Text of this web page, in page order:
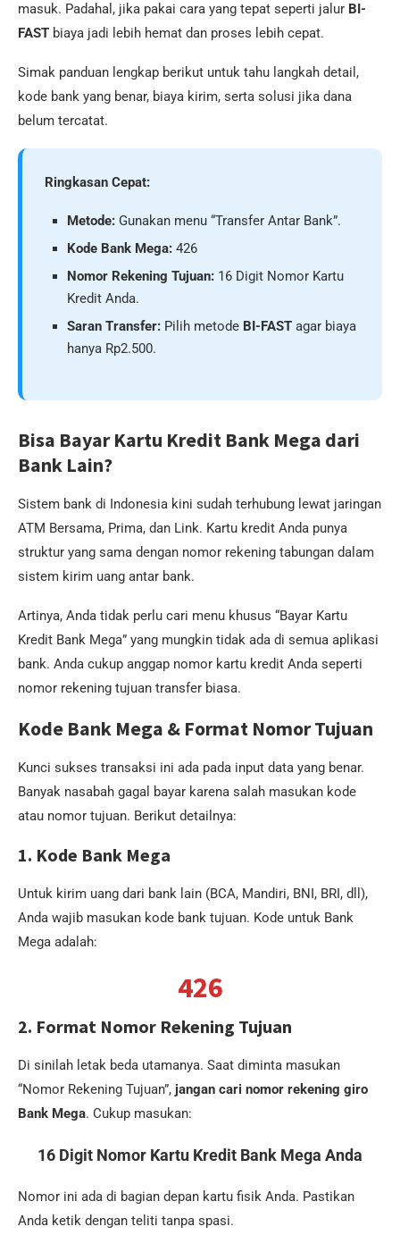
masuk. Padahal, jika pakai cara yang tepat seperti jalur BI-
FAST biaya jadi lebih hemat dan proses lebih cepat.
Simak panduan lengkap berikut untuk tahu langkah detail,
kode bank yang benar, biaya kirim, serta solusi jika dana
belum tercatat.
Ringkasan Cepat:
Metode: Gunakan menu “Transfer Antar Bank”.
Kode Bank Mega: 426
Nomor Rekening Tujuan: 16 Digit Nomor Kartu
Kredit Anda.
Saran Transfer: Pilih metode BI-FAST agar biaya
hanya Rp2.500.
Bisa Bayar Kartu Kredit Bank Mega dari
Bank Lain?
Sistem bank di Indonesia kini sudah terhubung lewat jaringan
ATM Bersama, Prima, dan Link. Kartu kredit Anda punya
struktur yang sama dengan nomor rekening tabungan dalam
sistem kirim uang antar bank.
Artinya, Anda tidak perlu cari menu khusus “Bayar Kartu
Kredit Bank Mega” yang mungkin tidak ada di semua aplikasi
bank. Anda cukup anggap nomor kartu kredit Anda seperti
nomor rekening tujuan transfer biasa.
Kode Bank Mega & Format Nomor Tujuan
Kunci sukses transaksi ini ada pada input data yang benar.
Banyak nasabah gagal bayar karena salah masukan kode
atau nomor tujuan. Berikut detailnya:
1. Kode Bank Mega
Untuk kirim uang dari bank lain (BCA, Mandiri, BNI, BRI, dll),
Anda wajib masukan kode bank tujuan. Kode untuk Bank
Mega adalah:
426
2. Format Nomor Rekening Tujuan
Di sinilah letak beda utamanya. Saat diminta masukan
“Nomor Rekening Tujuan”, jangan cari nomor rekening giro
Bank Mega. Cukup masukan:
16 Digit Nomor Kartu Kredit Bank Mega Anda
Nomor ini ada di bagian depan kartu fisik Anda. Pastikan
Anda ketik dengan teliti tanpa spasi.